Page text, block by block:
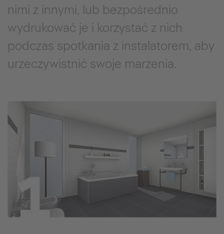
nimi z innymi, lub bezpośrednio
wydrukować je i korzystać z nich
podczas spotkania z instalatorem, aby
urzeczywistnić swoje marzenia.